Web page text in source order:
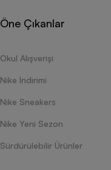
Öne Çıkanlar
Okul Alışverişi
Nike İndirimi
Nike Sneakers
Nike Yeni Sezon
Sürdürülebilir Ürünler